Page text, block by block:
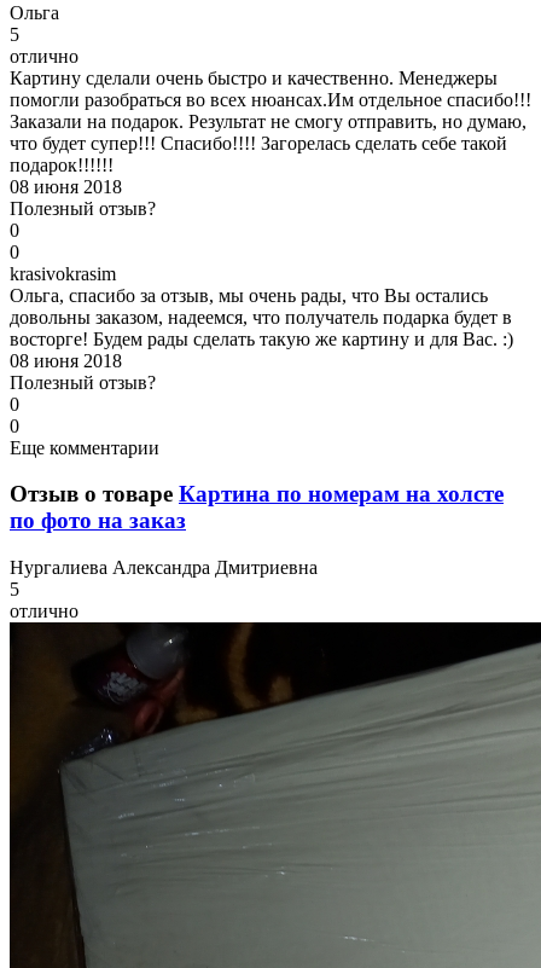
Ольга
5
отлично
Картину сделали очень быстро и качественно. Менеджеры
помогли разобраться во всех нюансах.Им отдельное спасибо!!!
Заказали на подарок. Результат не смогу отправить, но думаю,
что будет супер!!! Спасибо!!!! Загорелась сделать себе такой
подарок!!!!!!
08 июня 2018
Полезный отзыв?
0
0
krasivokrasim
Ольга, спасибо за отзыв, мы очень рады, что Вы остались
довольны заказом, надеемся, что получатель подарка будет в
восторге! Будем рады сделать такую же картину и для Вас. :)
08 июня 2018
Полезный отзыв?
0
0
Еще комментарии
Отзыв о товаре Картина по номерам на холсте
по фото на заказ
Нургалиева Александра Дмитриевна
5
отлично